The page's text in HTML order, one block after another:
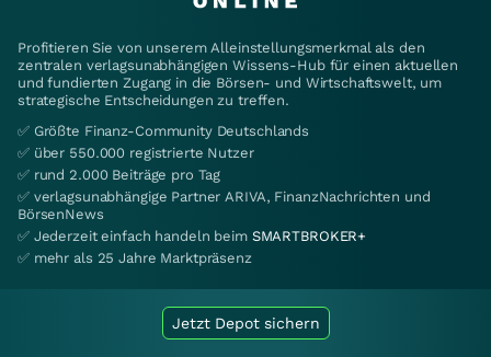
Profitieren Sie von unserem Alleinstellungsmerkmal als den
zentralen verlagsunabhängigen Wissens-Hub für einen aktuellen
und fundierten Zugang in die Börsen- und Wirtschaftswelt, um
strategische Entscheidungen zu treffen.
✅ Größte Finanz-Community Deutschlands
✅ über 550.000 registrierte Nutzer
✅ rund 2.000 Beiträge pro Tag
✅ verlagsunabhängige Partner ARIVA, FinanzNachrichten und
BörsenNews
✅ Jederzeit einfach handeln beim SMARTBROKER+
✅ mehr als 25 Jahre Marktpräsenz
Jetzt Depot sichern